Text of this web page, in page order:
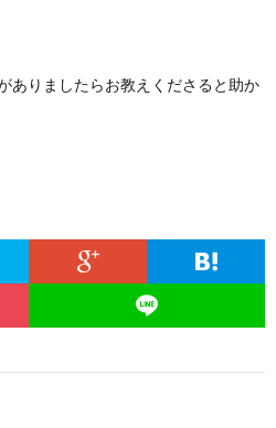
ありましたらお教えくださると助か